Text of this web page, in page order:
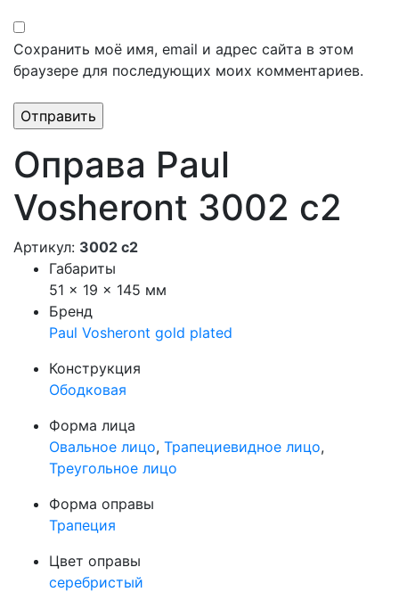
Сохранить моё имя, email и адрес сайта в этом
браузере для последующих моих комментариев.
Оправа Paul
Vosheront 3002 c2
Артикул: 3002 с2
Габариты
51 × 19 × 145 мм
Бренд
Paul Vosheront gold plated
Конструкция
Ободковая
Форма лица
Овальное лицо, Трапециевидное лицо,
Треугольное лицо
Форма оправы
Трапеция
Цвет оправы
серебристый